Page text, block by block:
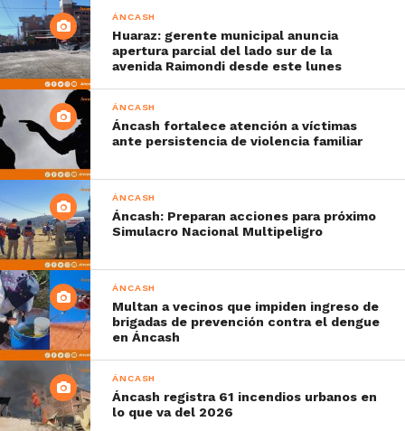
ÁNCASH
Huaraz: gerente municipal anuncia
apertura parcial del lado sur de la
avenida Raimondi desde este lunes
ÁNCASH
Áncash fortalece atención a víctimas
ante persistencia de violencia familiar
ÁNCASH
Áncash: Preparan acciones para próximo
Simulacro Nacional Multipeligro
ÁNCASH
Multan a vecinos que impiden ingreso de
brigadas de prevención contra el dengue
en Áncash
ÁNCASH
Áncash registra 61 incendios urbanos en
lo que va del 2026